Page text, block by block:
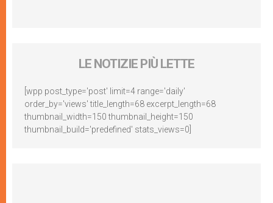
LE NOTIZIE PIÙ LETTE
[wpp post_type='post' limit=4 range='daily'
order_by='views' title_length=68 excerpt_length=68
thumbnail_width=150 thumbnail_height=150
thumbnail_build='predefined' stats_views=0]